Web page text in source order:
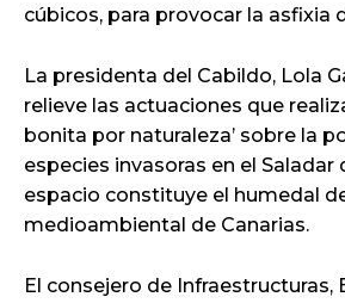
cúbicos, para provocar la asfixia
La presidenta del Cabildo, Lola
relieve las actuaciones que
bonita por naturaleza’ sobre la
especies invasoras en el Saladar
espacio constituye el humedal
medioambiental de Canarias.
El consejero de Infraestructuras,